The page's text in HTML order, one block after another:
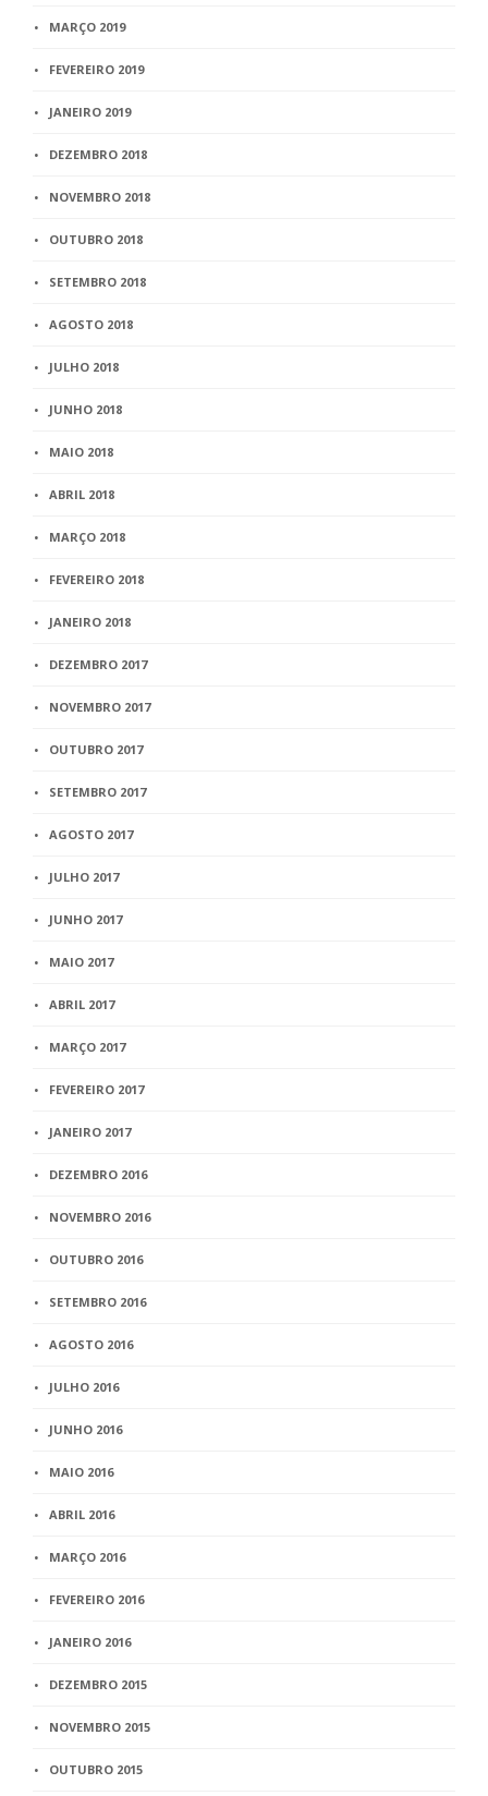
MARÇO 2019
FEVEREIRO 2019
JANEIRO 2019
DEZEMBRO 2018
NOVEMBRO 2018
OUTUBRO 2018
SETEMBRO 2018
AGOSTO 2018
JULHO 2018
JUNHO 2018
MAIO 2018
ABRIL 2018
MARÇO 2018
FEVEREIRO 2018
JANEIRO 2018
DEZEMBRO 2017
NOVEMBRO 2017
OUTUBRO 2017
SETEMBRO 2017
AGOSTO 2017
JULHO 2017
JUNHO 2017
MAIO 2017
ABRIL 2017
MARÇO 2017
FEVEREIRO 2017
JANEIRO 2017
DEZEMBRO 2016
NOVEMBRO 2016
OUTUBRO 2016
SETEMBRO 2016
AGOSTO 2016
JULHO 2016
JUNHO 2016
MAIO 2016
ABRIL 2016
MARÇO 2016
FEVEREIRO 2016
JANEIRO 2016
DEZEMBRO 2015
NOVEMBRO 2015
OUTUBRO 2015